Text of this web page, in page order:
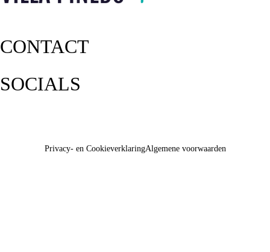
CONTACT
SOCIALS
Privacy- en CookieverklaringAlgemene voorwaarden